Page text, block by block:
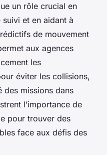
un rôle crucial en
et en aidant à
de mouvement
aux agences
les
éviter les collisions,
des missions dans
l’importance de
pour trouver des
face aux défis des